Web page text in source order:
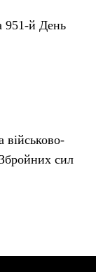
951-й День
військово-
сил